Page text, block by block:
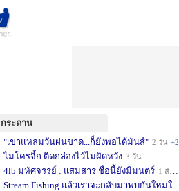
กระดาน
"เขาแหลมวันฝนขาด...ก็ยังพอได้มันส์" 2 วัน +2
ไมโครจิ้ก ติดกล่องไว้ไม่ผิดหวัง 3 วัน
4lb มหัศจรรย์ : แสมสาร ชื่อนี้ยังมีมนตร์ 1 สัปดาห์
Stream Fishing แล้วเราจะกลับมาพบกันใหม่ใ